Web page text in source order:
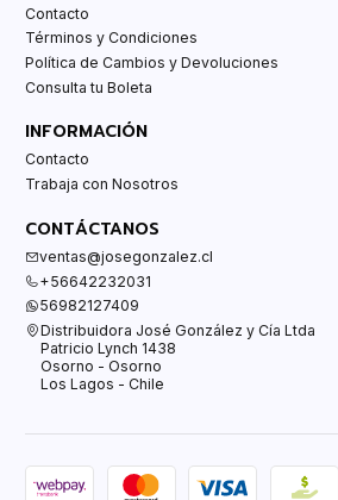
Contacto
Términos y Condiciones
Política de Cambios y Devoluciones
Consulta tu Boleta
INFORMACIÓN
Contacto
Trabaja con Nosotros
CONTÁCTANOS
ventas@josegonzalez.cl
+56642232031
56982127409
Distribuidora José González y Cía Ltda
Patricio Lynch 1438
Osorno - Osorno
Los Lagos - Chile